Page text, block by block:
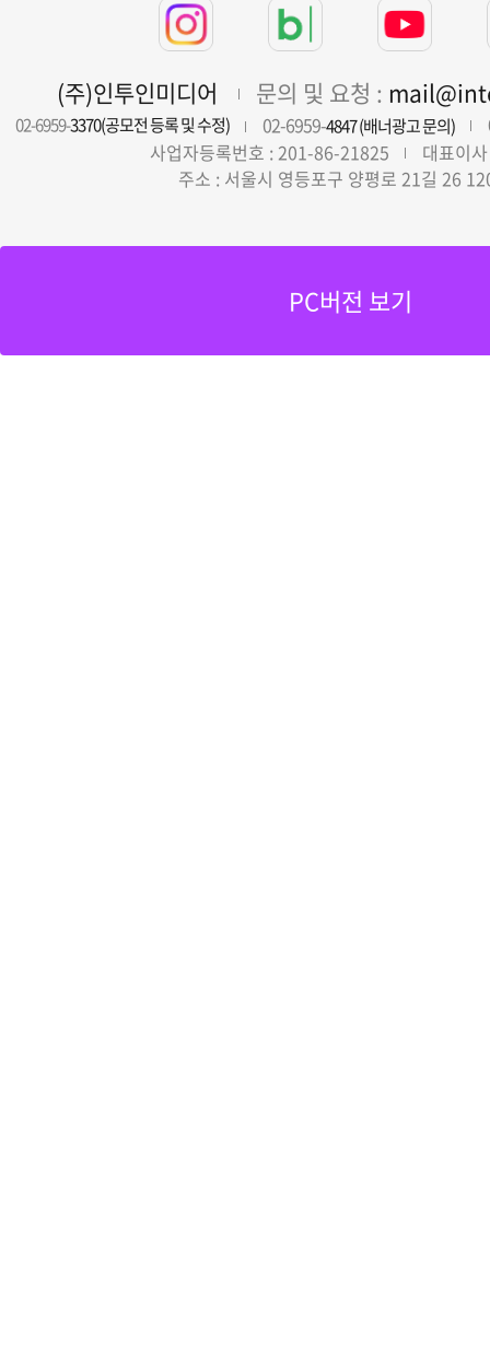
(주)인투인미디어 문의 및 요청 :
02-6959-3370(공모전 등록 및 수정) 02-6959-4847 (배너광고 문의)
사업자등록번호 : 201-86-21825
대표이
주소 : 서울시 영등포구 양평로 21길 26
PC버전 보기